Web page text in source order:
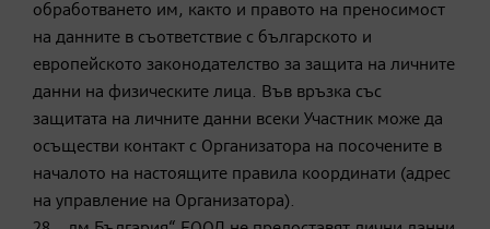
обработването им, както и правото на преносимост
на данните в съответствие с българското и
европейското законодателство за защита на личните
данни на физическите лица. Във връзка със
защитата на личните данни всеки Участник може да
осъществи контакт с Организатора на посочените в
началото на настоящите правила координати (адрес
на управление на Организатора).